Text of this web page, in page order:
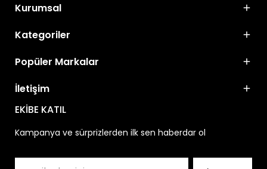
Kurumsal
Kategoriler
Popüler Markalar
İletişim
EKİBE KATIL
Kampanya ve sürprizlerden ilk sen haberdar ol